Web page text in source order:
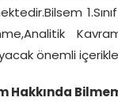
önemli
Hakkında